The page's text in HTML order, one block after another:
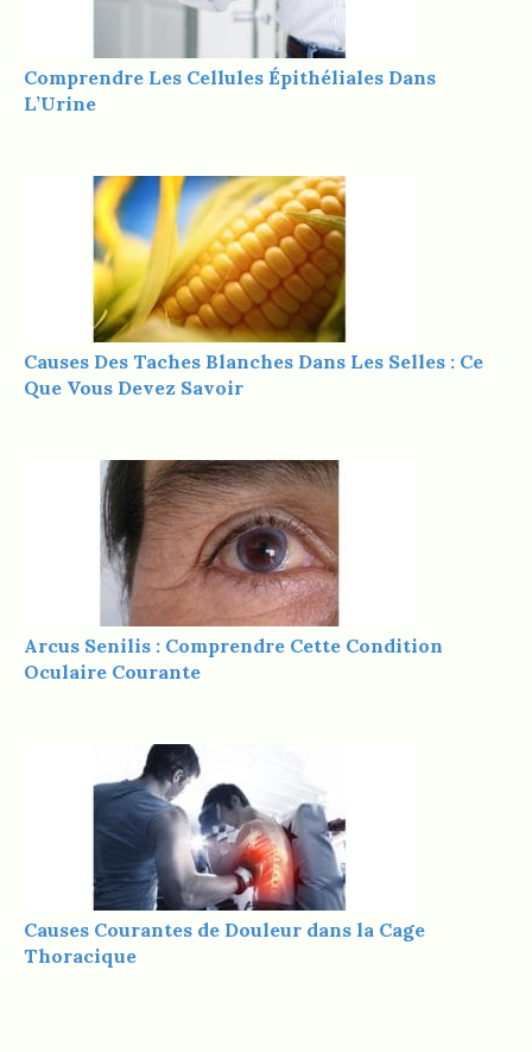
Comprendre Les Cellules Épithéliales Dans
L’Urine
Causes Des Taches Blanches Dans Les Selles : Ce
Que Vous Devez Savoir
Arcus Senilis : Comprendre Cette Condition
Oculaire Courante
Causes Courantes de Douleur dans la Cage
Thoracique